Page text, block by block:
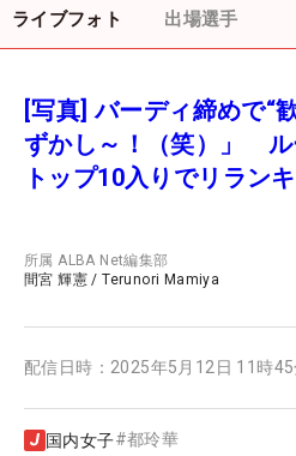
ライブフォト 出場選手
[写真] バーディ締めで“
ずかし～！（笑）」 ル
トップ10入りでリラン
所属ALBA Net編集部
間宮 輝憲 /Terunori Mamiya
配信日時： 2025年5月12日 11時45
国内女子#都玲華